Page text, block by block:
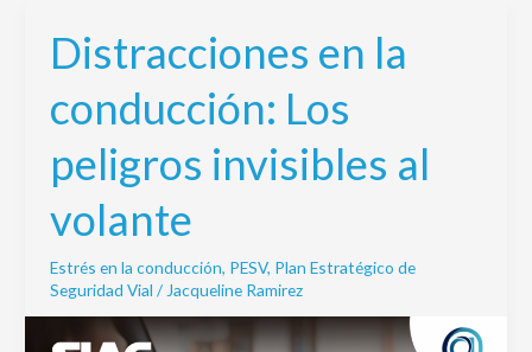
Distracciones en la
conducción: Los
peligros invisibles al
volante
Estrés en la conducción, PESV, Plan Estratégico de
Seguridad Vial / Jacqueline Ramirez
Distracciones
en
la
conducción:
Los
peligros
invisibles
volante